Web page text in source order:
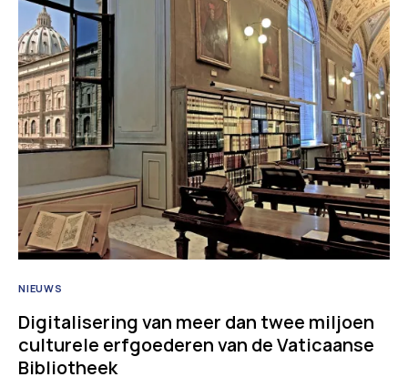
NIEUWS
Digitalisering van meer dan twee miljoen
culturele erfgoederen van de Vaticaanse
Bibliotheek